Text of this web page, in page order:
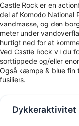
Castle Rock er en
del af Komodo National
vandmasse, og den
meter under
hurtigt ned for at
Ved Castle Rock vil du
sorttippede og/eller
Også kæmpe & blue fin
fusiliers.
Dykkeraktivitet